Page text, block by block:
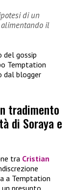
di un
alimentando il
del gossip
Temptation
dal blogger
tradimento
di Soraya e
tra Cristian
a Temptation
presunto